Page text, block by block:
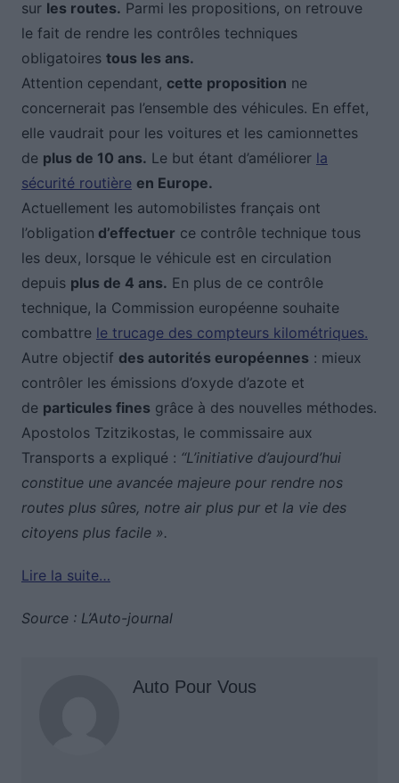
sur les routes. Parmi les propositions, on retrouve
le fait de rendre les contrôles techniques
obligatoires tous les ans.
Attention cependant, cette proposition ne
concernerait pas l’ensemble des véhicules. En effet,
elle vaudrait pour les voitures et les camionnettes
de plus de 10 ans. Le but étant d’améliorer la
sécurité routière en Europe.
Actuellement les automobilistes français ont
l’obligation d’effectuer ce contrôle technique tous
les deux, lorsque le véhicule est en circulation
depuis plus de 4 ans. En plus de ce contrôle
technique, la Commission européenne souhaite
combattre le trucage des compteurs kilométriques.
Autre objectif des autorités européennes : mieux
contrôler les émissions d’oxyde d’azote et
de particules fines grâce à des nouvelles méthodes.
Apostolos Tzitzikostas, le commissaire aux
Transports a expliqué : “L’initiative d’aujourd’hui
constitue une avancée majeure pour rendre nos
routes plus sûres, notre air plus pur et la vie des
citoyens plus facile ».
Lire la suite…
Source : L’Auto-journal
Auto Pour Vous